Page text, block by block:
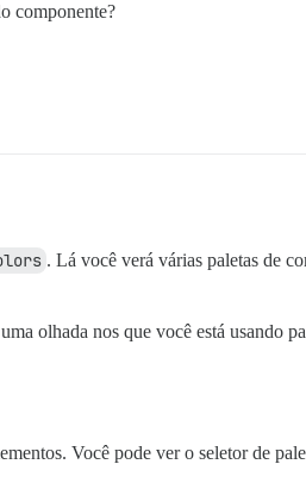
componente?
. Lá você verá várias paletas de
olhada nos que você está usando
Você pode ver o seletor de